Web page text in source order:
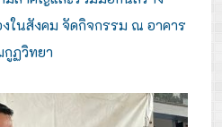
ในสังคม จัดกิจกรรม ณ อาคาร
กูฏวิทยา